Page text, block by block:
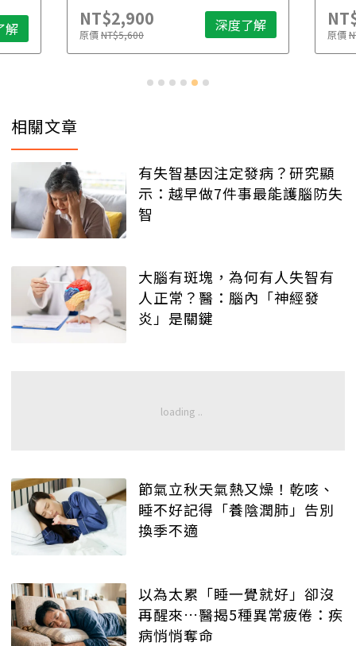
解 NT$2,900
原價NT$5,600 深度了解 原價
相關文章
有失智基因注定發病？研究顯
示：越早做7件事最能護腦防失
智
大腦有斑塊，為何有人失智有
人正常？醫：腦內「神經發
炎」是關鍵
節氣立秋天氣熱又燥！乾咳、
睡不好記得「養陰潤肺」告別
換季不適
以為太累「睡一覺就好」卻沒
再醒來…醫揭5種異常疲倦：疾
病悄悄奪命